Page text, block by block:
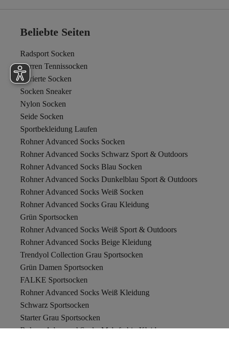
Beliebte Seiten
Radsport Socken
Herren Tennissocken
Karierte Socken
Socken Sneaker
Nylon Socken
Seide Socken
Sportbekleidung Laufen
Rohner Advanced Socks Socken
Rohner Advanced Socks Schwarz Sport & Outdoors
Rohner Advanced Socks Blau Socken
Rohner Advanced Socks Dunkelblau Sport & Outdoors
Rohner Advanced Socks Weiß Socken
Rohner Advanced Socks Grau Kleidung
Grün Sportsocken
Rohner Advanced Socks Weiß Sport & Outdoors
Rohner Advanced Socks Beige Kleidung
Trendyol Collection Grau Sportsocken
Grün Damen Sportsocken
FALKE Sportsocken
Rohner Advanced Socks Weiß Kleidung
Schwarz Sportsocken
Starter Grau Sportsocken
Rohner Advanced Socks Mehrfarbig Kleidung